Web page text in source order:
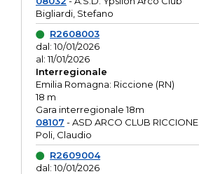
Bigliardi, Stefano
R2608003
dal: 10/01/2026
al: 11/01/2026
Interregionale
Emilia Romagna: Riccione (RN)
18 m
Gara interregionale 18m
08107 - ASD ARCO CLUB RICCIONE
Poli, Claudio
R2609004
dal: 10/01/2026